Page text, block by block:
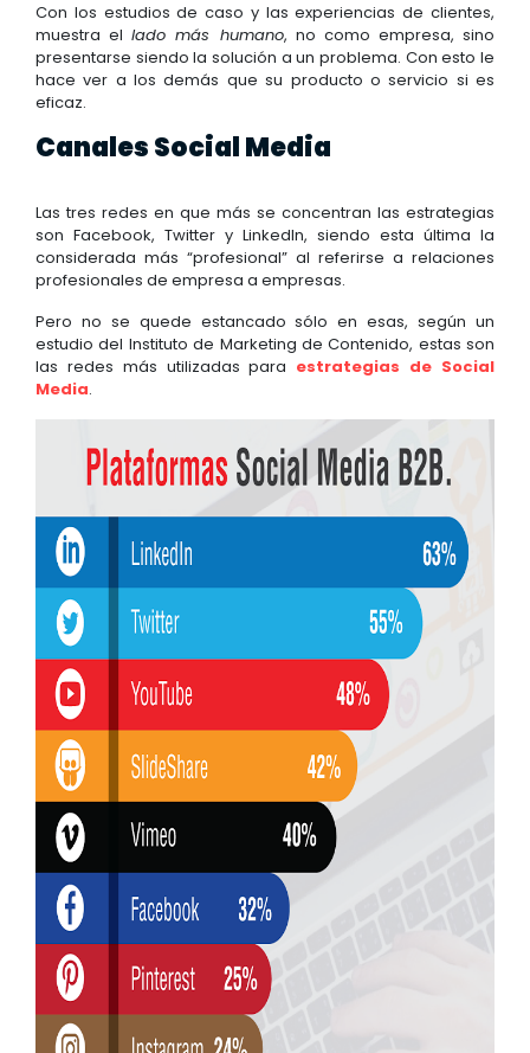
Con los estudios de caso y las experiencias de clientes,
muestra ellado más humano, no como empresa, sino
presentarse siendo la solución a un problema. Con esto le
hace ver a los demás que su producto o servicio si es
eficaz.
Canales Social Media
Las tres redes en que más se concentran las estrategias
son Facebook, Twitter y LinkedIn, siendo esta última la
considerada más “profesional” al referirse a relaciones
profesionales de empresa a empresas.
Pero no se quede estancado sólo en esas, según un
estudio del Instituto de Marketing de Contenido, estas son
las redes más utilizadas para estrategias de Social
Media.